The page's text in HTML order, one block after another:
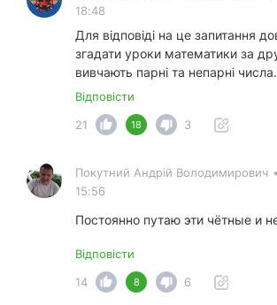
18:48
Для відповіді на це запитання
згадати уроки математики за
вивчають парні та непарні числа.
Відповісти
21
18 3
Покутний Андрiй Володимирович •
15:56
Постоянно путаю эти чётные и
Відповісти
14
8 6